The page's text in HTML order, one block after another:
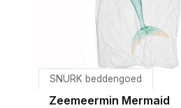
SNURK beddengoed
Zeemeermin Mermaid